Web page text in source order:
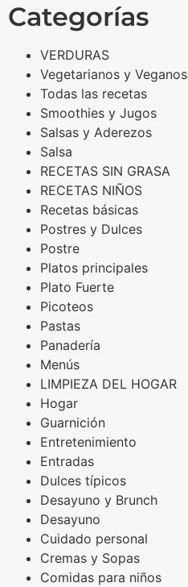
Categorías
VERDURAS
Vegetarianos y Veganos
Todas las recetas
Smoothies y Jugos
Salsas y Aderezos
Salsa
RECETAS SIN GRASA
RECETAS NIÑOS
Recetas básicas
Postres y Dulces
Postre
Platos principales
Plato Fuerte
Picoteos
Pastas
Panadería
Menús
LIMPIEZA DEL HOGAR
Hogar
Guarnición
Entretenimiento
Entradas
Dulces típicos
Desayuno y Brunch
Desayuno
Cuidado personal
Cremas y Sopas
Comidas para niños